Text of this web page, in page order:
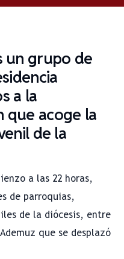
un grupo de
a la
que acoge la
de la
a las 22 horas,
de parroquias,
de la diócesis, entre
que se desplazó